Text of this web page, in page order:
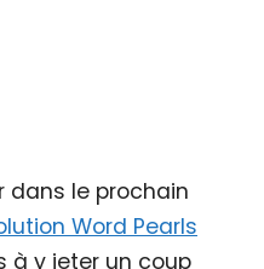
dans le prochain
Word Pearls
à y jeter un coup